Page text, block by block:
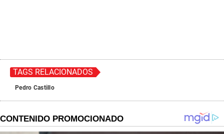
TAGS RELACIONADOS
Pedro Castillo